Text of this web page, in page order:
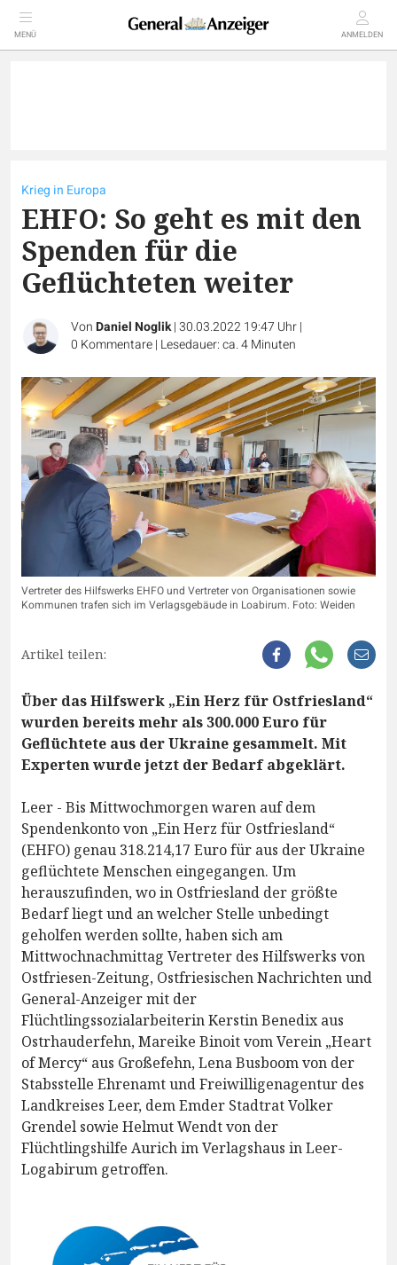
MENÜ ANMELDEN
Krieg in Europa
EHFO: So geht es mit den
Spenden für die
Geflüchteten weiter
VonDaniel Noglik|30.03.2022 19:47 Uhr|
0 Kommentare| Lesedauer: ca. 4 Minuten
Vertreter des Hilfswerks EHFO und Vertreter von Organisationen sowie
Kommunen trafen sich im Verlagsgebäude in Loabirum. Foto: Weiden
Artikel teilen:
Über das Hilfswerk „Ein Herz für Ostfriesland“
wurden bereits mehr als 300.000 Euro für
Geflüchtete aus der Ukraine gesammelt. Mit
Experten wurde jetzt der Bedarf abgeklärt.
Leer - Bis Mittwochmorgen waren auf dem
Spendenkonto von „Ein Herz für Ostfriesland“
(EHFO) genau 318.214,17 Euro für aus der Ukraine
geflüchtete Menschen eingegangen. Um
herauszufinden, wo in Ostfriesland der größte
Bedarf liegt und an welcher Stelle unbedingt
geholfen werden sollte, haben sich am
Mittwochnachmittag Vertreter des Hilfswerks von
Ostfriesen-Zeitung, Ostfriesischen Nachrichten und
General-Anzeiger mit der
Flüchtlingssozialarbeiterin Kerstin Benedix aus
Ostrhauderfehn, Mareike Binoit vom Verein „Heart
of Mercy“ aus Großefehn, Lena Busboom von der
Stabsstelle Ehrenamt und Freiwilligenagentur des
Landkreises Leer, dem Emder Stadtrat Volker
Grendel sowie Helmut Wendt von der
Flüchtlingshilfe Aurich im Verlagshaus in Leer-
Logabirum getroffen.